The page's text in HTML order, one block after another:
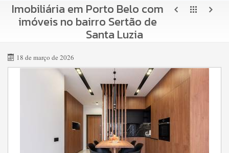
Imobiliária em Porto Belo com
imóveis no bairro Sertão de
Santa Luzia
18 de março de 2026